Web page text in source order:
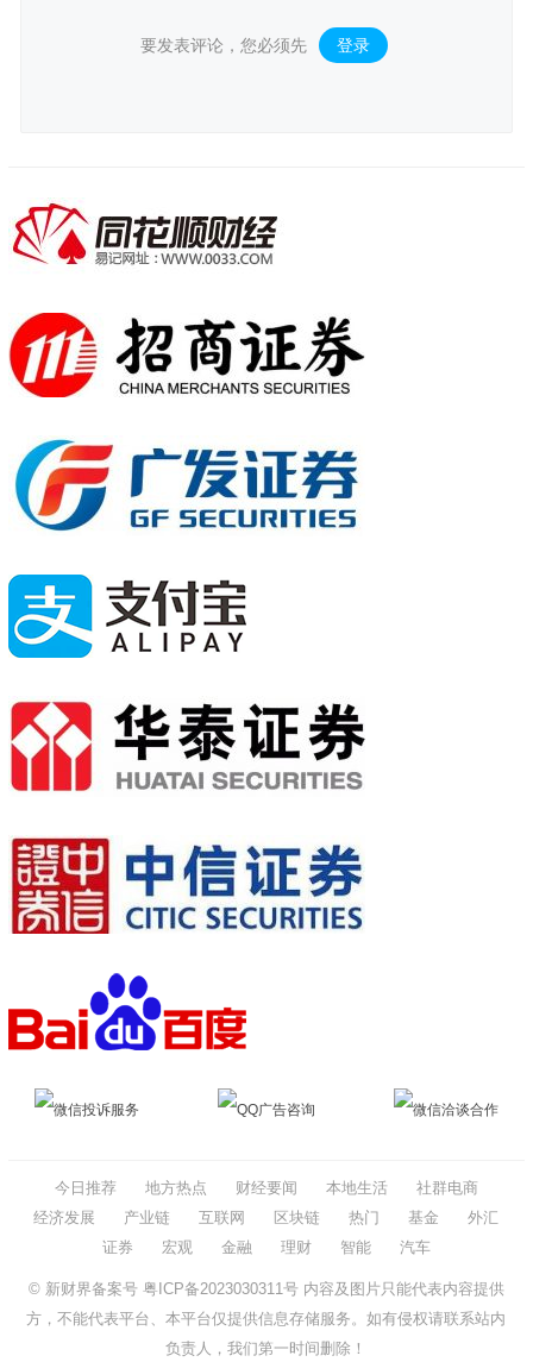
要发表评论，您必须先 登录 。
微信投诉服务 QQ广告咨询 微信洽谈合作
今日推荐 地方热点 财经要闻 本地生活
社群电商
经济发展
产业链 互联网 区块链 热门 基金
外汇
证券
宏观 金融 理财 智能 汽车
© 新财界备案号 粤ICP备2023030311号内容及图片只能代表内容提供
方，不能代表平台、本平台仅提供信息存储服务。如有侵权请联系站内
负责人，我们第一时间删除！